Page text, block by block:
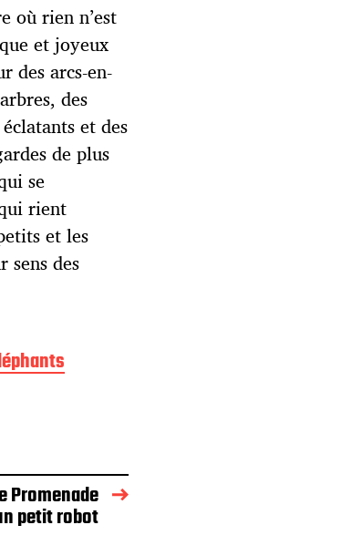
où rien n’est
et joyeux
des arcs-en-
des
et des
de plus
se
rient
et les
des
Promenade
petit robot